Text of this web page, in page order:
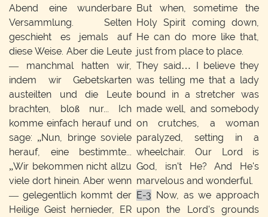
Abend eine wunderbare
Versammlung. Selten
geschieht es jemals auf
diese Weise. Aber die Leute
— manchmal hatten wir,
indem wir Gebetskarten
austeilten und die Leute
brachten, bloß nur... Ich
komme einfach herauf und
sage: „Nun, bringe soviele
herauf, eine bestimmte...
„Wir bekommen nicht allzu
viele dort hinein. Aber wenn
— gelegentlich kommt der
Heilige Geist hernieder, ER
But when, sometime the
Holy Spirit coming down,
He can do more like that,
just from place to place.
They said… I believe they
was telling me that a lady
bound in a stretcher was
made well, and somebody
on crutches, a woman
paralyzed, setting in a
wheelchair. Our Lord is
God, isn't He? And He's
marvelous and wonderful.
E-3 Now, as we approach
upon the Lord's grounds